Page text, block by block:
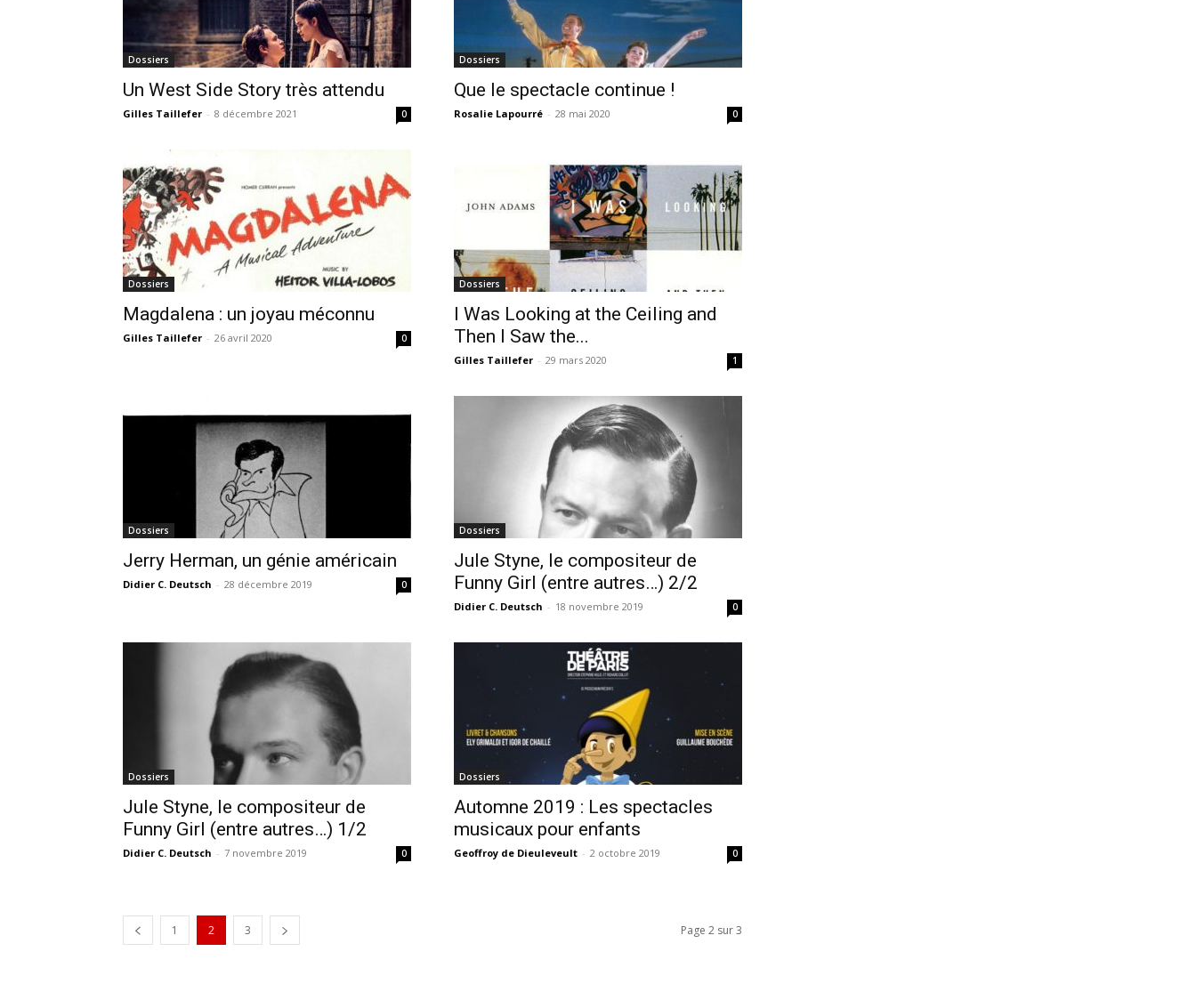
Dossiers
Un West Side Story très attendu
Gilles Taillefer - 8 décembre 2021 0
Dossiers
Que le spectacle continue !
Rosalie Lapourré - 28 mai 2020 0
Dossiers
Magdalena : un joyau méconnu
Gilles Taillefer - 26 avril 2020 0
Dossiers
I Was Looking at the Ceiling and
Then I Saw the...
Gilles Taillefer - 29 mars 2020 1
Dossiers
Jerry Herman, un génie américain
Didier C. Deutsch - 28 décembre 2019 0
Dossiers
Jule Styne, le compositeur de
Funny Girl (entre autres…) 2/2
Didier C. Deutsch - 18 novembre 2019 0
Dossiers
Jule Styne, le compositeur de
Funny Girl (entre autres…) 1/2
Didier C. Deutsch - 7 novembre 2019 0
Dossiers
Automne 2019 : Les spectacles
musicaux pour enfants
Geoffroy de Dieuleveult - 2 octobre 2019 0
1 2 3 Page 2 sur 3